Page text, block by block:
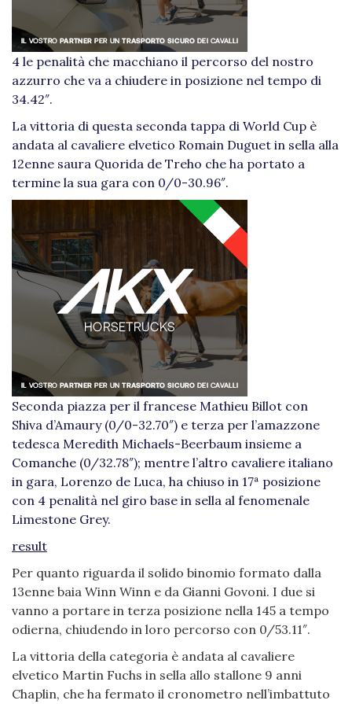
4 le penalità che macchiano il percorso del nostro
azzurro che va a chiudere in posizione nel tempo di
34.42″.
La vittoria di questa seconda tappa di World Cup è
andata al cavaliere elvetico Romain Duguet in sella alla
12enne saura Quorida de Treho che ha portato a
termine la sua gara con 0/0-30.96″.
Seconda piazza per il francese Mathieu Billot con
Shiva d’Amaury (0/0-32.70″) e terza per l’amazzone
tedesca Meredith Michaels-Beerbaum insieme a
Comanche (0/32.78″); mentre l’altro cavaliere italiano
in gara, Lorenzo de Luca, ha chiuso in 17ª posizione
con 4 penalità nel giro base in sella al fenomenale
Limestone Grey.
result
Per quanto riguarda il solido binomio formato dalla
13enne baia Winn Winn e da Gianni Govoni. I due si
vanno a portare in terza posizione nella 145 a tempo
odierna, chiudendo in loro percorso con 0/53.11″.
La vittoria della categoria è andata al cavaliere
elvetico Martin Fuchs in sella allo stallone 9 anni
Chaplin, che ha fermato il cronometro nell’imbattuto